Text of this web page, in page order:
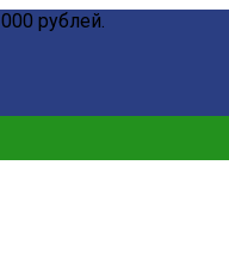
рублей.